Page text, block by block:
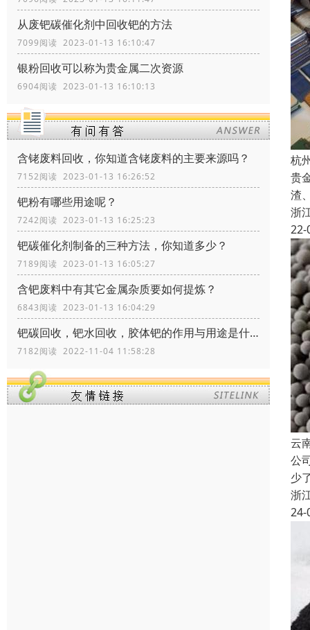
从废钯碳催化剂中回收钯的方法
7099阅读 2023-01-13 16:10:47
银粉回收可以称为贵金属二次资源
6904阅读 2023-01-13 16:10:13
含铑废料回收，你知道含铑废料的主要来源吗？
7152阅读 2023-01-13 16:26:52
钯粉有哪些用途呢？
7242阅读 2023-01-13 16:25:23
钯碳催化剂制备的三种方法，你知道多少？
7189阅读 2023-01-13 16:05:27
含钯废料中有其它金属杂质要如何提炼？
6843阅读 2023-01-13 16:04:29
钯碳回收，钯水回收，胶体钯的作用与用途是什么
7182阅读 2022-11-04 11:58:28
杭
贵
渣
浙
22-
云
公
少
浙
24-